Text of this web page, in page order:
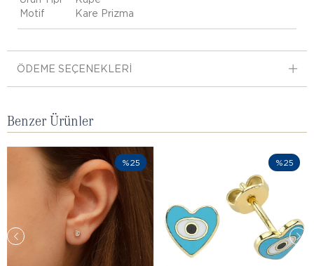
Motif
Kare Prizma
ÖDEME SEÇENEKLERI
Benzer Ürünler
%25 %25